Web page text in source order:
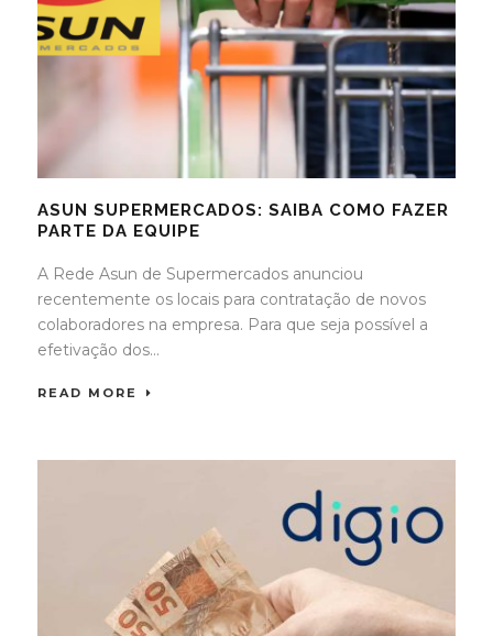
ASUN SUPERMERCADOS: SAIBA COMO FAZER
PARTE DA EQUIPE
A Rede Asun de Supermercados anunciou
recentemente os locais para contratação de novos
colaboradores na empresa. Para que seja possível a
efetivação dos...
READ MORE